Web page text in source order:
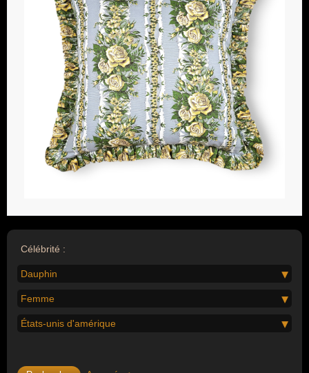
Célébrité :
Dauphin
Femme
États-unis d'amérique